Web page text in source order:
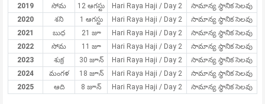
2019
సోమ 12 ఆగస్టు Hari Raya Haji / Day 2
సామాన్య స్థానిక సెలవు
2020
శని 1 ఆగస్టు Hari Raya Haji / Day 2
సామాన్య స్థానిక సెలవు
2021
బుధ 21 జూ Hari Raya Haji / Day 2
సామాన్య స్థానిక సెలవు
2022
సోమ 11 జూ Hari Raya Haji / Day 2
సామాన్య స్థానిక సెలవు
2023
శుక్ర 30 జూన్ Hari Raya Haji / Day 2
సామాన్య స్థానిక సెలవు
2024
మంగళ 18 జూన్ Hari Raya Haji / Day 2
సామాన్య స్థానిక సెలవు
2025
ఆది 8 జూన్ Hari Raya Haji / Day 2 సామాన్య స్థానిక సెలవు